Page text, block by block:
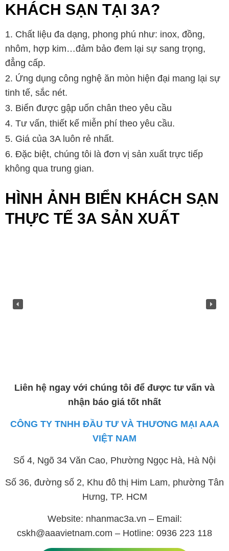
KHÁCH SẠN TẠI 3A?
Chất liệu đa dạng, phong phú như: inox, đồng,
nhôm, hợp kim…đảm bảo đem lại sự sang trọng,
đẳng cấp.
Ứng dụng công nghệ ăn mòn hiện đại mang lại sự
tinh tế, sắc nét.
Biển được gập uốn chân theo yêu cầu
Tư vấn, thiết kế miễn phí theo yêu cầu.
Giá của 3A luôn rẻ nhất.
Đặc biệt, chúng tôi là đơn vị sản xuất trực tiếp
không qua trung gian.
HÌNH ẢNH BIỂN KHÁCH SẠN
THỰC TẾ 3A SẢN XUẤT
Liên hệ ngay với chúng tôi để được tư vấn và
nhận báo giá tốt nhất
CÔNG TY TNHH ĐẦU TƯ VÀ THƯƠNG MẠI AAA
VIỆT NAM
Số 4, Ngõ 34 Văn Cao, Phường Ngọc Hà, Hà Nội
Số 36, đường số 2, Khu đô thị Him Lam, phường Tân
Hưng, TP. HCM
Website: nhanmac3a.vn – Email:
cskh@aaavietnam.com – Hotline: 0936 223 118